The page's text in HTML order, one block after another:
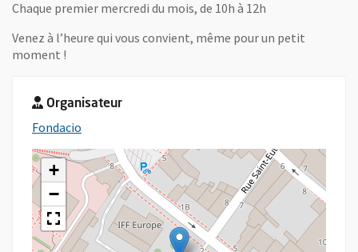
Chaque premier mercredi du mois, de 10h à 12h
Venez à l’heure qui vous convient, même pour un petit
moment !
Organisateur
Fondacio
+
−